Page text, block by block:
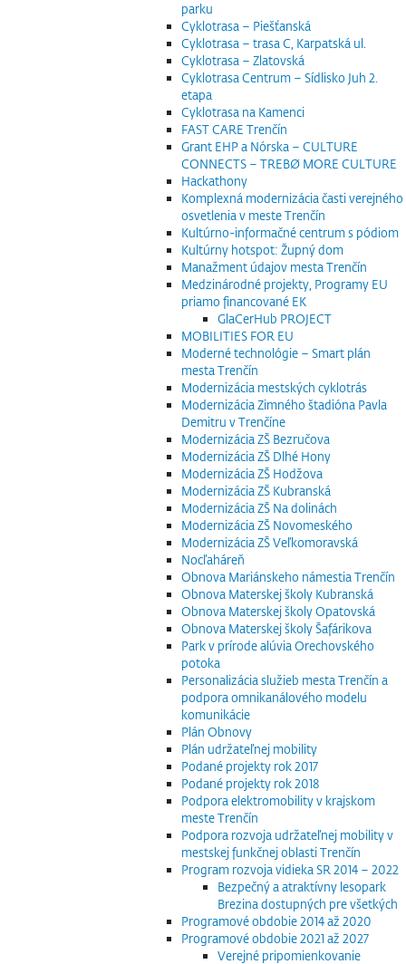
parku
Cyklotrasa – Piešťanská
Cyklotrasa – trasa C, Karpatská ul.
Cyklotrasa – Zlatovská
Cyklotrasa Centrum – Sídlisko Juh 2.
etapa
Cyklotrasa na Kamenci
FAST CARE Trenčín
Grant EHP a Nórska – CULTURE
CONNECTS – TREBØ MORE CULTURE
Hackathony
Komplexná modernizácia časti verejného
osvetlenia v meste Trenčín
Kultúrno-informačné centrum s pódiom
Kultúrny hotspot: Župný dom
Manažment údajov mesta Trenčín
Medzinárodné projekty, Programy EU
priamo financované EK
GlaCerHub PROJECT
MOBILITIES FOR EU
Moderné technológie – Smart plán
mesta Trenčín
Modernizácia mestských cyklotrás
Modernizácia Zimného štadióna Pavla
Demitru v Trenčíne
Modernizácia ZŠ Bezručova
Modernizácia ZŠ Dlhé Hony
Modernizácia ZŠ Hodžova
Modernizácia ZŠ Kubranská
Modernizácia ZŠ Na dolinách
Modernizácia ZŠ Novomeského
Modernizácia ZŠ Veľkomoravská
Nocľaháreň
Obnova Mariánskeho námestia Trenčín
Obnova Materskej školy Kubranská
Obnova Materskej školy Opatovská
Obnova Materskej školy Šafárikova
Park v prírode alúvia Orechovského
potoka
Personalizácia služieb mesta Trenčín a
podpora omnikanálového modelu
komunikácie
Plán Obnovy
Plán udržateľnej mobility
Podané projekty rok 2017
Podané projekty rok 2018
Podpora elektromobility v krajskom
meste Trenčín
Podpora rozvoja udržateľnej mobility v
mestskej funkčnej oblasti Trenčín
Program rozvoja vidieka SR 2014 – 2022
Bezpečný a atraktívny lesopark
Brezina dostupných pre všetkých
Programové obdobie 2014 až 2020
Programové obdobie 2021 až 2027
Verejné pripomienkovanie